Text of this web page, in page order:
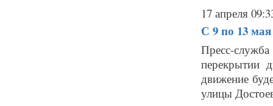
17 апреля
С 9 по 13
Пресс-
перекрытии
движение
улицы